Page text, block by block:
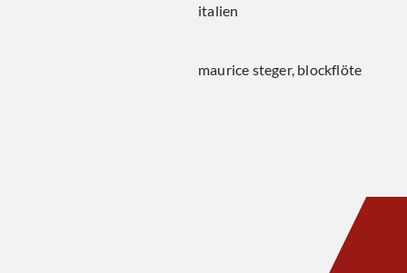
italien
maurice steger, blockflöte